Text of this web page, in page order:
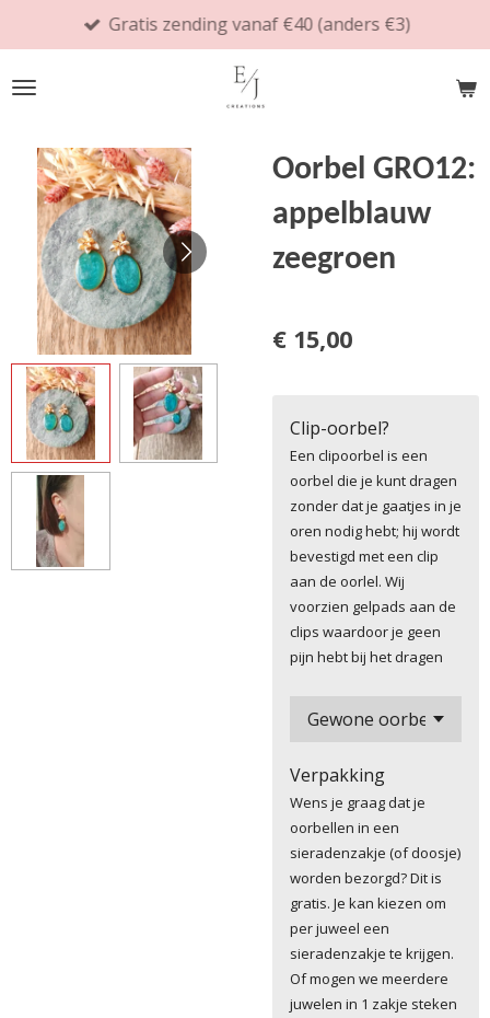
direct
naar
hoofdinhoud
Gratis zending vanaf €40 (anders €3)
Oorbel GRO12:
appelblauw
zeegroen
€ 15,00
Clip-oorbel?
Een clipoorbel is een
oorbel die je kunt dragen
zonder dat je gaatjes in je
oren nodig hebt; hij wordt
bevestigd met een clip
aan de oorlel. Wij
voorzien gelpads aan de
clips waardoor je geen
pijn hebt bij het dragen
Verpakking
Wens je graag dat je
oorbellen in een
sieradenzakje (of doosje)
worden bezorgd? Dit is
gratis. Je kan kiezen om
per juweel een
sieradenzakje te krijgen.
Of mogen we meerdere
juwelen in 1 zakje steken